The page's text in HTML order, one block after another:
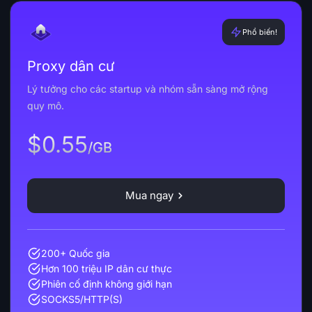
Phổ biến!
Proxy dân cư
Lý tưởng cho các startup và nhóm sẵn sàng mở rộng
quy mô.
$0.55/GB
Mua ngay
200+ Quốc gia
Hơn 100 triệu IP dân cư thực
Phiên cố định không giới hạn
SOCKS5/HTTP(S)